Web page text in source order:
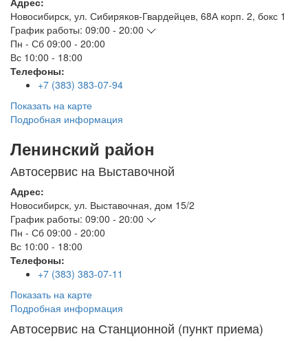
Новосибирск, ул. Сибиряков-Гвардейцев, 68А корп. 2, бокс 1
График работы: 09:00 - 20:00
Пн - Сб 09:00 - 20:00
Вс 10:00 - 18:00
Телефоны:
+7 (383) 383-07-94
Показать на карте
Подробная информация
Ленинский район
Автосервис на Выставочной
Адрес:
Новосибирск, ул. Выставочная, дом 15/2
График работы: 09:00 - 20:00
Пн - Сб 09:00 - 20:00
Вс 10:00 - 18:00
Телефоны:
+7 (383) 383-07-11
Показать на карте
Подробная информация
Автосервис на Станционной (пункт приема)